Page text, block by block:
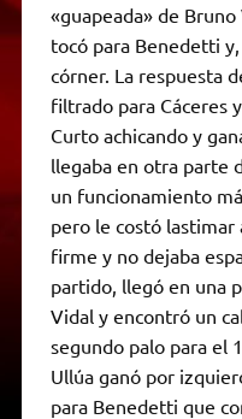
«guapeada» de
tocó para Benedetti
córner. La respuesta
filtrado para Cáceres
Curto achicando y
llegaba en otra parte
un funcionamiento
pero le costó lastimar
firme y no dejaba
partido, llegó en una
Vidal y encontró un
segundo palo para el
Ullúa ganó por
para Benedetti que